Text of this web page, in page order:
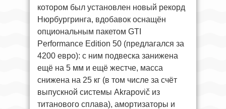
котором был установлен новый рекорд
Нюрбургринга, вдобавок оснащён
опциональным пакетом GTI
Performance Edition 50 (предлагался за
4200 евро): с ним подвеска занижена
ещё на 5 мм и ещё жестче, масса
снижена на 25 кг (в том числе за счёт
выпускной системы Akrapovič из
титанового сплава), амортизаторы и